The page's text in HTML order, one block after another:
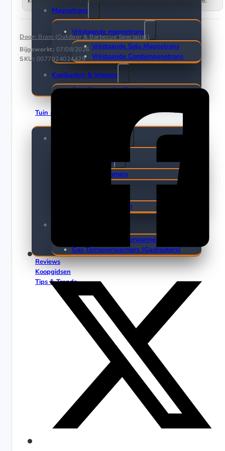
Magnetrons
Vrijstaande magnetrons
Vrijstaande Solo Magnetrons
Vrijstaande Combimagnetrons
Koelkasten & Vriezers
Amerikaanse koelkasten
Tuin & Klussen
Boorhamers
Reciprozagen
Elektrische Terrasverwarmers
Gas Terrasverwarmers (Gasheaters)
Reviews
Koopgidsen
Tips & Trends
Door: Bram (Outdoor & Barbecue Specialist)
Bijgewerkt: 07/08/2026
SKU: 0077924024429